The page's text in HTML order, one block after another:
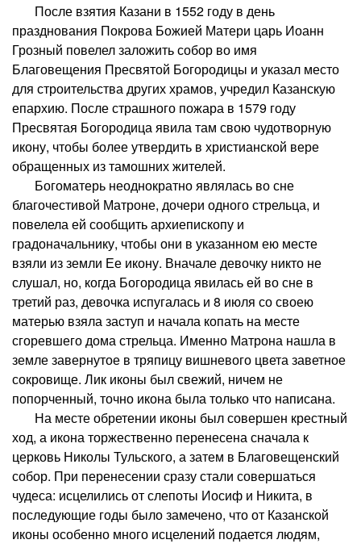
После взятия Казани в 1552 году в день
празднования Покрова Божией Матери царь Иоанн
Грозный повелел заложить собор во имя
Благовещения Пресвятой Богородицы и указал место
для строительства других храмов, учредил Казанскую
епархию. После страшного пожара в 1579 году
Пресвятая Богородица явила там свою чудотворную
икону, чтобы более утвердить в христианской вере
обращенных из тамошних жителей.
Богоматерь неоднократно являлась во сне
благочестивой Матроне, дочери одного стрельца, и
повелела ей сообщить архиепископу и
градоначальнику, чтобы они в указанном ею месте
взяли из земли Ее икону. Вначале девочку никто не
слушал, но, когда Богородица явилась ей во сне в
третий раз, девочка испугалась и 8 июля со своею
матерью взяла заступ и начала копать на месте
сгоревшего дома стрельца. Именно Матрона нашла в
земле завернутое в тряпицу вишневого цвета заветное
сокровище. Лик иконы был свежий, ничем не
попорченный, точно икона была только что написана.
На месте обретении иконы был совершен крестный
ход, а икона торжественно перенесена сначала к
церковь Николы Тульского, а затем в Благовещенский
собор. При перенесении сразу стали совершаться
чудеса: исцелились от слепоты Иосиф и Никита, в
последующие годы было замечено, что от Казанской
иконы особенно много исцелений подается людям,